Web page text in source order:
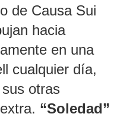
de Causa Sui
hacia
en una
cualquier día,
otras
“Soledad”